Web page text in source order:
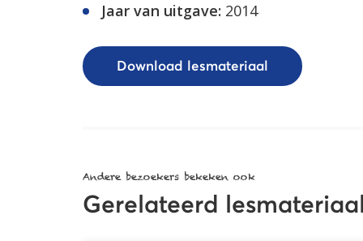
Jaar van uitgave: 2014
Download lesmateriaal
Andere bezoekers bekeken ook
Gerelateerd